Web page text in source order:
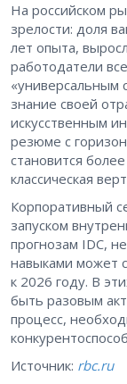
На российском
зрелости: доля
лет опыта,
работодатели
«универсальным
знание своей
искусственным
резюме с
становится
классическая
Корпоративный
запуском
прогнозам IDC,
навыками может
к 2026 году. В
быть разовым
процесс,
Источник: rbc.ru